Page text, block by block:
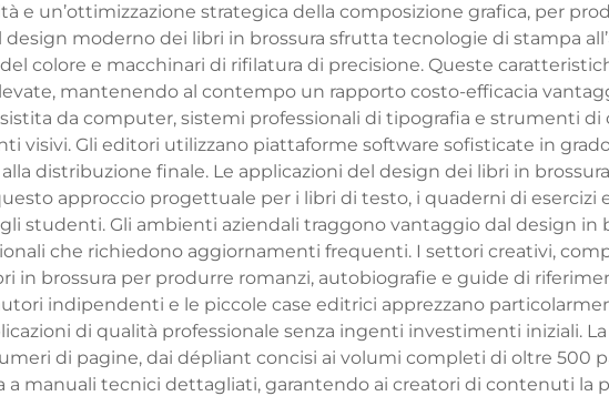
e un’ottimizzazione strategica della composizione grafica, per
moderno dei libri in brossura sfrutta tecnologie di stampa
colore e macchinari di rifilatura di precisione. Queste
mantenendo al contempo un rapporto costo-efficacia
da computer, sistemi professionali di tipografia e strumenti di
visivi. Gli editori utilizzano piattaforme software sofisticate in
distribuzione finale. Le applicazioni del design dei libri in
approccio progettuale per i libri di testo, i quaderni di
studenti. Gli ambienti aziendali traggono vantaggio dal design in
che richiedono aggiornamenti frequenti. I settori creativi,
in brossura per produrre romanzi, autobiografie e guide di
indipendenti e le piccole case editrici apprezzano
di qualità professionale senza ingenti investimenti iniziali.
di pagine, dai dépliant concisi ai volumi completi di oltre 500
a manuali tecnici dettagliati, garantendo ai creatori di contenuti la